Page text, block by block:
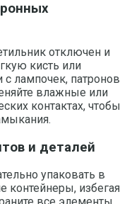
отключен и
кисть или
лампочек, патронов
влажные или
контактах, чтобы
и деталей
упаковать в
контейнеры, избегая